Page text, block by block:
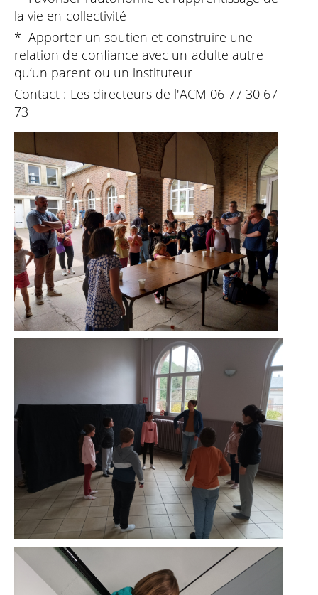
la vie en collectivité
* Apporter un soutien et construire une
relation de confiance avec un adulte autre
qu’un parent ou un instituteur
Contact : Les directeurs de l'ACM 06 77 30 67
73